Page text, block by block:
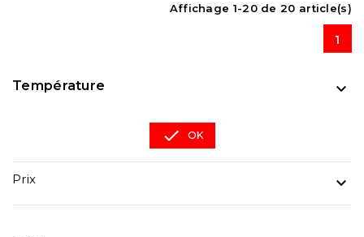
Affichage 1-20 de 20 article(s)
1
Température 
 OK
Prix 